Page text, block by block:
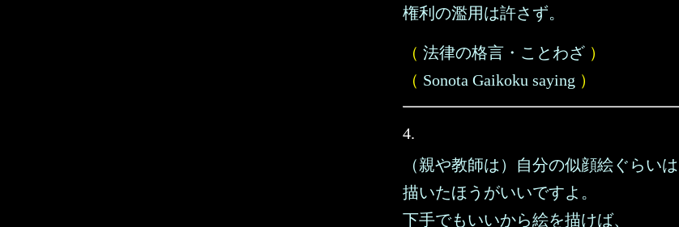
権利の濫用は許さず。
（ 法律の格言・ことわざ ）
（ Sonota Gaikoku saying ）
4.
（親や教師は）自分の似顔絵ぐらいは
描いたほうがいいですよ。
下手でもいいから絵を描けば、